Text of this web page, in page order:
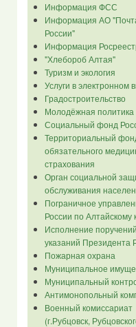
Информация ФСС
Информация АО
России"
Информация
"Хлебороб Алтая"
Туризм и экология
Услуги в электронном
Градостроительство
Молодёжная политика
Социальный фонд
Территориальный
обязательного
страхования
Орган социальной
обслуживания
Пограничное
России по Алтайскому
Исполнение
указаний Президента
Пожарная охрана
Муниципальное
Муниципальный
Антимонопольный
Военный комиссариат
(г.Рубцовск,